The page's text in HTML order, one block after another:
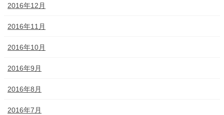
2016年12月
2016年11月
2016年10月
2016年9月
2016年8月
2016年7月